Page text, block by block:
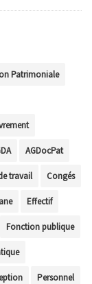
Patrimoniale
AGDocPat
travail Congés
Effectif
Fonction publique
Personnel